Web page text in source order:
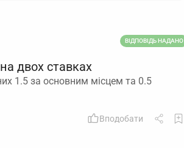
ВІДПОВІДЬ НАДАНО
двох ставках
1.5 за основним місцем та 0.5
Вподобати